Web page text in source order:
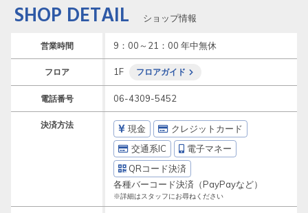
SHOP DETAIL ショップ情報
営業時間 9：00～21：00 年中無休
フロア 1F フロアガイド
電話番号 06-4309-5452
決済方法 現金
クレジットカード
交通系IC
電子マネー
QRコード決済
各種バーコード決済（PayPayなど）
※詳細はスタッフにお尋ねください